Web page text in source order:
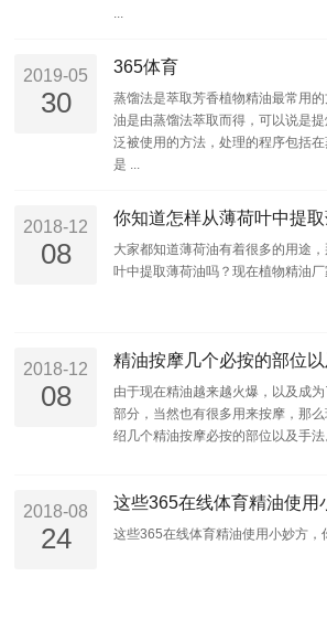
2019-05
30
365体育
蒸馏法是萃取芳香植物精油最常用
油是由蒸馏法萃取而得，可以说是
泛被使用的方法，处理的程序包括
是 ...
2018-12
08
你知道怎样从薄荷叶中提取
大家都知道薄荷油有着很多的用途
叶中提取薄荷油吗？现在植物精油厂
2018-12
08
精油按摩几个必按的部位
由于现在精油越来越火爆，以及成
部分，当然也有很多用来按摩，那
绍几个精油按摩必按的部位以及手法
2018-08
24
这些365在线体育精油使用
这些365在线体育精油使用小妙方，